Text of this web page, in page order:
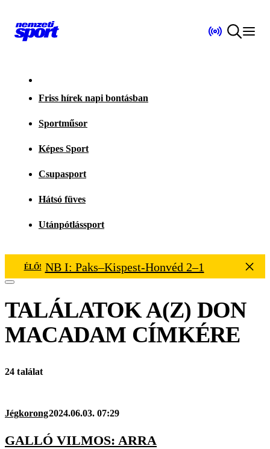
Friss hírek napi bontásban
Sportműsor
Képes Sport
Csupasport
Hátsó füves
Utánpótlássport
ÉLŐ! NB I: Paks–Kispest-Honvéd 2–1
TALÁLATOK A(Z) DON
MACADAM CÍMKÉRE
24 találat
Jégkorong2024.06.03. 07:29
GALLÓ VILMOS: ARRA